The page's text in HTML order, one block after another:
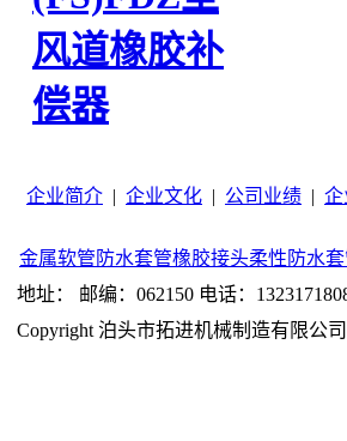
风道橡胶补
偿器
企业简介 | 企业文化 | 公司业绩 | 企
金属软管 防水套管橡胶接头柔性防水
地址： 邮编：062150 电话：
Copyright 泊头市拓进机械制造有限公司